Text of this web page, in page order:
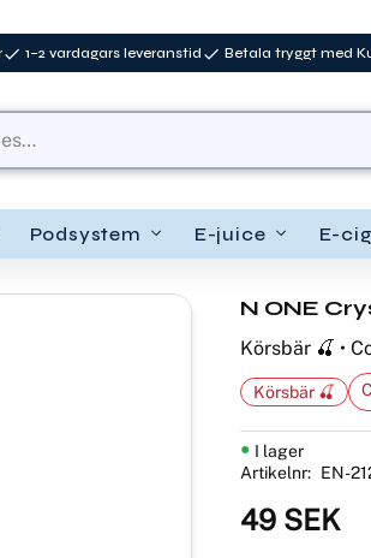
N ONE
Körsbär 🍒 •
49 SEK
Artikelnr
Körsbär 🍒